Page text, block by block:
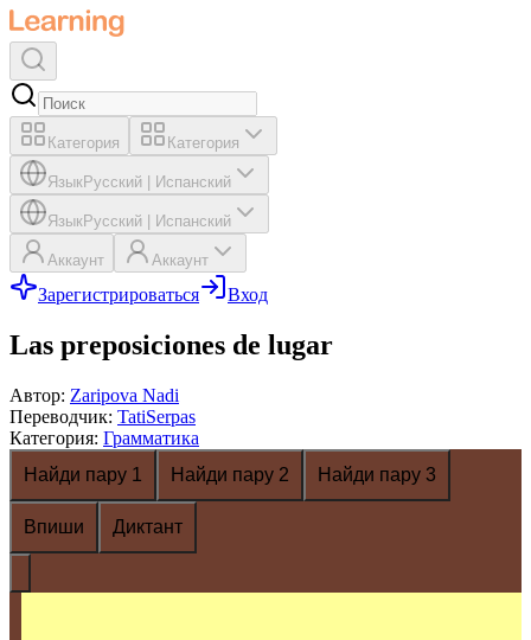
Категория Категория
ЯзыкРусский Испанский
ЯзыкРусский Испанский
Аккаунт Аккаунт
Зарегистрироваться Вход
Las preposiciones de lugar
Автор: Zaripova Nadi
Переводчик: TatiSerpas
Категория: Грамматика
Найди пару 1
Найди пару 2 Найди пару 3
Впиши Диктант